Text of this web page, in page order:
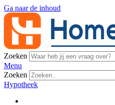
Ga naar de inhoud
Zoeken
Menu
Zoeken
Hypotheek